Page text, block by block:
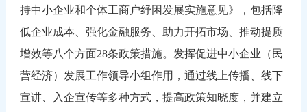
持中小企业和个体工商户纾困发展实施意见》，包括降
低企业成本、强化金融服务、助力开拓市场、推动提质
增效等八个方面28条政策措施。发挥促进中小企业（民
营经济）发展工作领导小组作用，通过线上传播、线下
宣讲、入企宣传等多种方式，提高政策知晓度，并建立